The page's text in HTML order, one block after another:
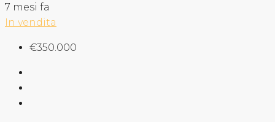
7 mesi fa
In vendita
€350.000